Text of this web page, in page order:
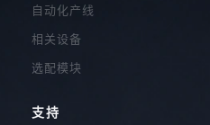
自动化产线
相关设备
选配模块
支持